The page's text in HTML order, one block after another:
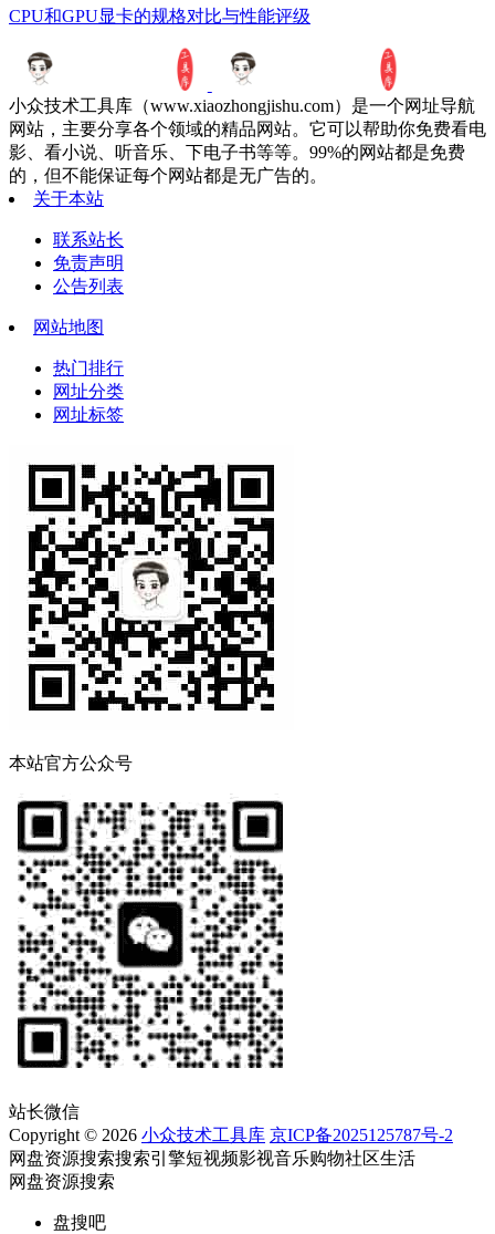
CPU和GPU显卡的规格对比与性能评级
小众技术工具库（www.xiaozhongjishu.com）是一个网址导航
网站，主要分享各个领域的精品网站。它可以帮助你免费看电
影、看小说、听音乐、下电子书等等。99%的网站都是免费
的，但不能保证每个网站都是无广告的。
关于本站
联系站长
免责声明
公告列表
网站地图
热门排行
网址分类
网址标签
本站官方公众号
站长微信
Copyright © 2026 小众技术工具库 京ICP备2025125787号-2
网盘资源搜索搜索引擎短视频影视音乐购物社区生活
网盘资源搜索
盘搜吧